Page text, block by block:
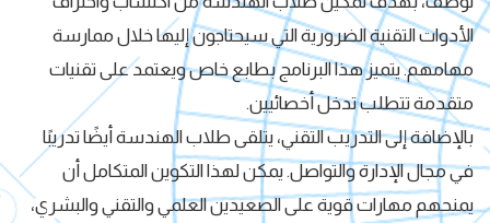
الأدوات التقنية الضرورية التي سيحتاجون إليها خلال ممارسة
مهامهم. يتميز هذا البرنامج بطابع خاص ويعتمد على تقنيات
متقدمة تتطلب تدخل أخصائيين.
بالإضافة إلى التدريب التقني، يتلقى طلاب الهندسة أيضًا تدريبًا
في مجال الإدارة والتواصل. يمكن لهذا التكوين المتكامل أن
يمنحهم مهارات قوية على الصعيدين العلمي والتقني والبشري،